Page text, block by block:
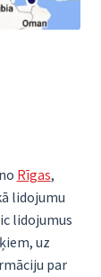
Rīgas,
lidojumu
lidojumus
uz
par